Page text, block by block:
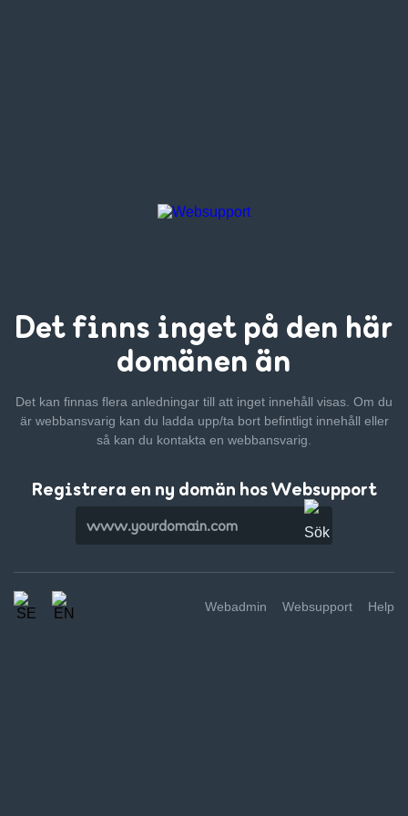
Det finns inget på den här
domänen än
Det kan finnas flera anledningar till att inget innehåll visas. Om du
är webbansvarig kan du ladda upp/ta bort befintligt innehåll eller
så kan du kontakta en webbansvarig.
Registrera en ny domän hos Websupport
Webadmin Websupport Help